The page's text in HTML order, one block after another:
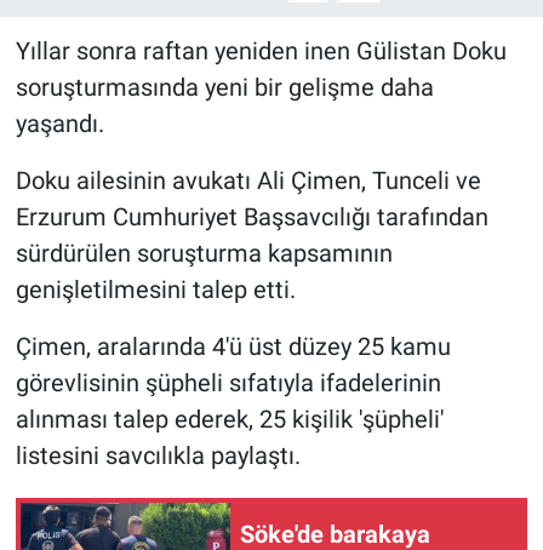
Yıllar sonra raftan yeniden inen Gülistan Doku
soruşturmasında yeni bir gelişme daha
yaşandı.
Doku ailesinin avukatı Ali Çimen, Tunceli ve
Erzurum Cumhuriyet Başsavcılığı tarafından
sürdürülen soruşturma kapsamının
genişletilmesini talep etti.
Çimen, aralarında 4'ü üst düzey 25 kamu
görevlisinin şüpheli sıfatıyla ifadelerinin
alınması talep ederek, 25 kişilik 'şüpheli'
listesini savcılıkla paylaştı.
Söke'de barakaya